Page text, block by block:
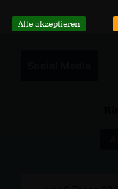
Alle akzeptieren